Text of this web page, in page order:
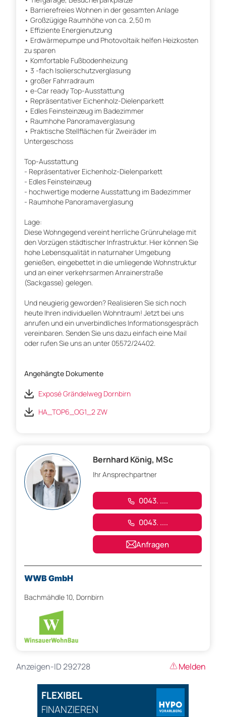
• Barrierefreies Wohnen in der gesamten Anlage
• Großzügige Raumhöhe von ca. 2,50 m
• Effiziente Energienutzung
• Erdwärmepumpe und Photovoltaik helfen Heizkosten
zu sparen
• Komfortable Fußbodenheizung
• 3 -fach Isolierschutzverglasung
• großer Fahrradraum
• e-Car ready Top-Ausstattung
• Repräsentativer Eichenholz-Dielenparkett
• Edles Feinsteinzeug im Badezimmer
• Raumhohe Panoramaverglasung
• Praktische Stellflächen für Zweiräder im
Untergeschoss
Top-Ausstattung
- Repräsentativer Eichenholz-Dielenparkett
- Edles Feinsteinzeug
- hochwertige moderne Ausstattung im Badezimmer
- Raumhohe Panoramaverglasung
Lage:
Diese Wohngegend vereint herrliche Grünruhelage mit
den Vorzügen städtischer Infrastruktur. Hier können Sie
hohe Lebensqualität in naturnaher Umgebung
genießen, eingebettet in die umliegende Wohnstruktur
und an einer verkehrsarmen Anrainerstraße
(Sackgasse) gelegen.
Und neugierig geworden? Realisieren Sie sich noch
heute Ihren individuellen Wohntraum! Jetzt bei uns
anrufen und ein unverbindliches Informationsgespräch
vereinbaren. Senden Sie uns dazu einfach eine Mail
oder rufen Sie uns an unter 05572/24402.
Angehängte Dokumente
Exposé Grändelweg Dornbirn
HA_TOP6_OG1_2 ZW
Bernhard König, MSc
Ihr Ansprechpartner
0043. ....
0043. ....
Anfragen
WWB GmbH
Bachmähdle 10, Dornbirn
Anzeigen-ID 292728 Melden
FLEXIBEL
FINANZIEREN